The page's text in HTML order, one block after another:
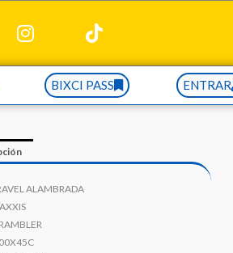
BIXCI PASS ENTRAR
ALAMBRADA